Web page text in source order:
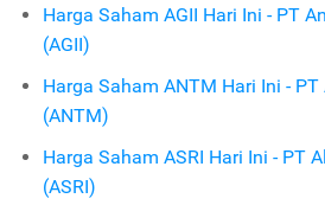
Harga Saham AGII Hari Ini - PT
(AGII)
Harga Saham ANTM Hari Ini -
(ANTM)
Harga Saham ASRI Hari Ini - PT
(ASRI)